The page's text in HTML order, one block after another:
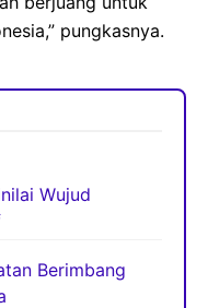
pungkasnya.
Wujud
Berimbang